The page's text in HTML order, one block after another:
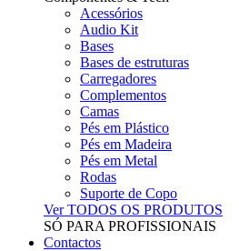
Acessórios
Audio Kit
Bases
Bases de estruturas
Carregadores
Complementos
Camas
Pés em Plástico
Pés em Madeira
Pés em Metal
Rodas
Suporte de Copo
Ver TODOS OS PRODUTOS
SÓ PARA PROFISSIONAIS
Contactos